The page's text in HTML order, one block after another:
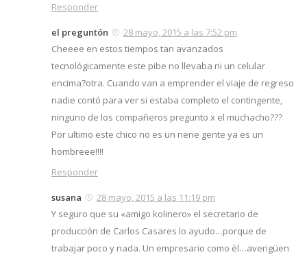
Responder
el preguntón
28 mayo, 2015 a las 7:52 pm
Cheeee en estos tiempos tan avanzados
tecnológicamente este pibe no llevaba ni un celular
encima?otra. Cuando van a emprender el viaje de regreso
nadie contó para ver si estaba completo el contingente,
ninguno de los compañeros pregunto x el muchacho???
Por ultimo este chico no es un nene gente ya es un
hombreee!!!!
Responder
susana
28 mayo, 2015 a las 11:19 pm
Y seguro que su «amigo kolinero» el secretario de
producción de Carlos Casares lo ayudo…porque de
trabajar poco y nada. Un empresario como èl…averigüen